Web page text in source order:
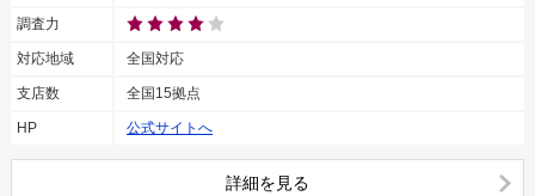
調査力
対応地域 全国対応
支店数 全国15拠点
HP 公式サイトへ
詳細を見る